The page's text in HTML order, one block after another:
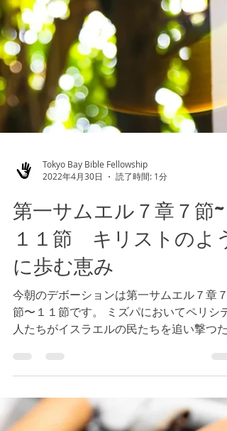
Tokyo Bay Bible Fellowship
2022年4月30日
第一サムエル７章７節~
１１節 キリストのよう
に歩む恵み
節〜１１節です。 ミズパにおいてペリシテ
人たちがイスラエルの民たちを追い撃つた